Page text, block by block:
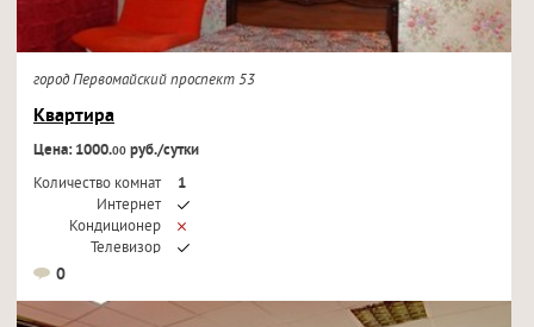
город Первомайский проспект 53
Квартира
Цена: 1000.00руб./сутки
Количество комнат
1
Интернет
Кондиционер
Телевизор
0